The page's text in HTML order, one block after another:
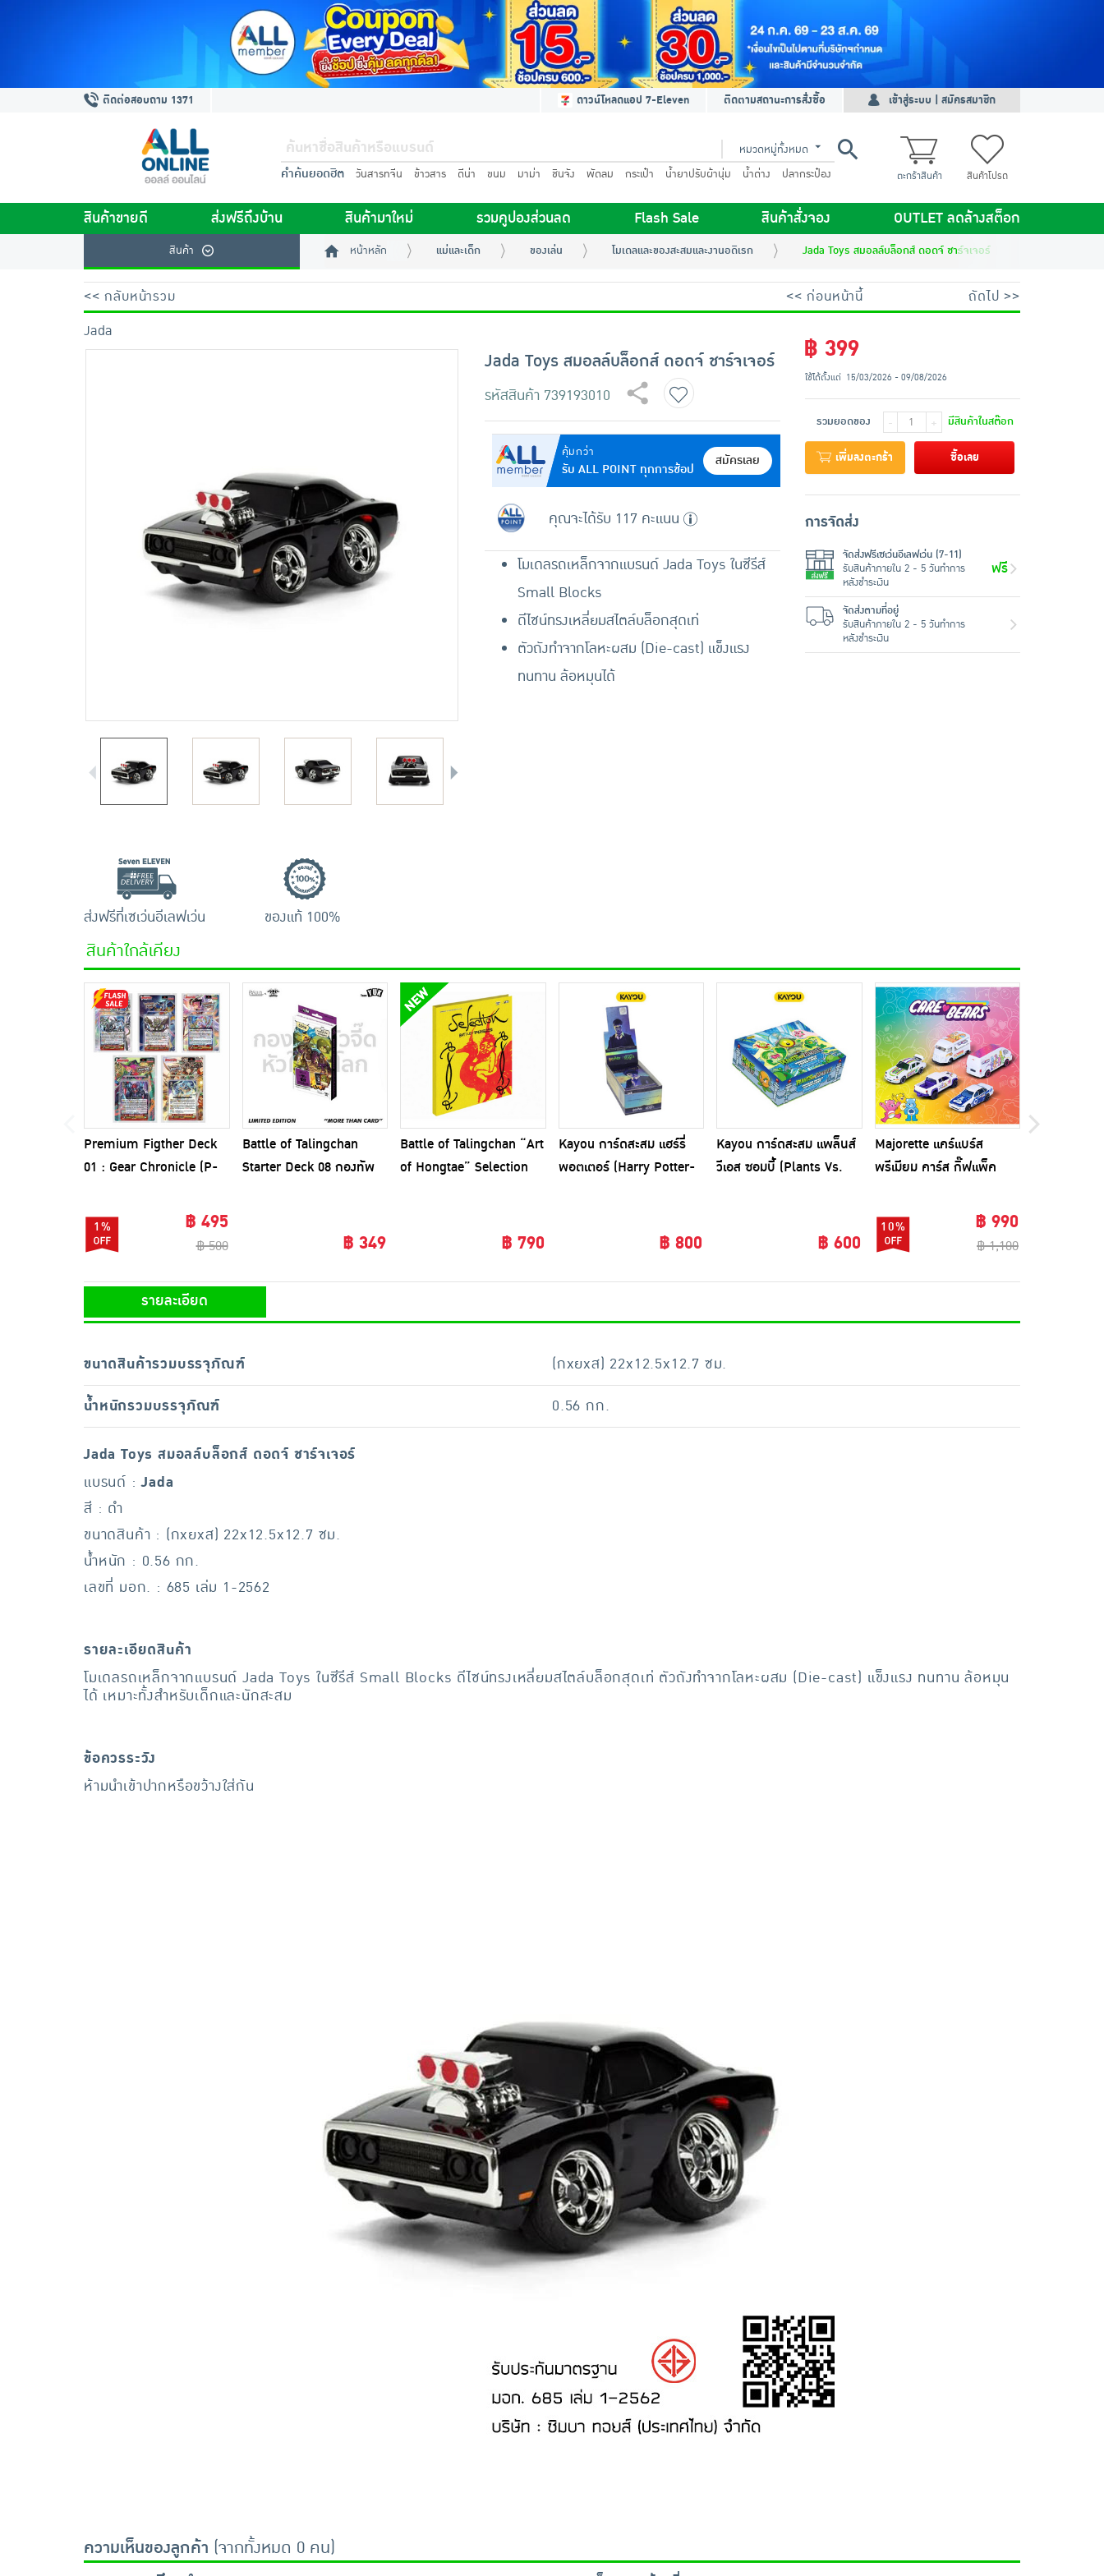
ติดต่อสอบถาม 1371 ดาวน์โหลดแอป 7-Eleven ติดตามสถานะการสั่งซื้อ เข้าสู่ระบบ | สมัครสมาชิก
หมวดหมู่ทั้งหมด
คำค้นยอดฮิต วันสารทจีน ข้าวสาร ดีน่า ขนม มาม่า ชินจัง พัดลม กระเป๋า น้ำยาปรับผ้านุ่ม น้ำด่าง ปลากระป๋อง ตะกร้าสินค้า สินค้าโปรด
สินค้าขายดี ส่งฟรีถึงบ้าน สินค้ามาใหม่ รวมคูปองส่วนลด Flash Sale สินค้าสั่งจอง OUTLET ลดล้างสต็อก
สินค้า หน้าหลัก แม่และเด็ก ของเล่น โมเดลและของสะสมและงานอดิเรก Jada Toys สมอลล์บล็อกส์ ดอดจ์ ชาร์จเจอร์
<< กลับหน้ารวม << ก่อนหน้านี้
ถัดไป >>
Jada
Jada Toys สมอลล์บล็อกส์ ดอดจ์ ชาร์จเจอร์
รหัสสินค้า 739193010
คุ้มกว่า
รับ ALL POINT ทุกการช้อป
สมัครเลย
คุณจะได้รับ 117 คะแนน
โมเดลรถเหล็กจากแบรนด์ Jada Toys ในซีรีส์
Small Blocks
ดีไซน์ทรงเหลี่ยมสไตล์บล็อกสุดเท่
ตัวถังทำจากโลหะผสม (Die-cast) แข็งแรง
ทนทาน ล้อหมุนได้
฿ 399
ใช้ได้ตั้งแต่ 15/03/2026 - 09/08/2026
รวมยอดของ - + มีสินค้าในสต๊อก
เพิ่มลงตะกร้า ซื้อเลย
การจัดส่ง
จัดส่งฟรีเซเว่นอีเลฟเว่น (7-11)
รับสินค้าภายใน 2 - 5 วันทำการ
หลังชำระเงิน
ฟรี
จัดส่งตามที่อยู่
รับสินค้าภายใน 2 - 5 วันทำการ
หลังชำระเงิน
ส่งฟรีที่เซเว่นอีเลฟเว่น ของแท้ 100%
สินค้าใกล้เคียง
Premium Figther Deck
01 : Gear Chronicle (P-
1% ฿ 495
฿ 500
Battle of Talingchan
Starter Deck 08 กองทัพ
฿ 349
Battle of Talingchan “Art
of Hongtae” Selection
฿ 790
Kayou การ์ดสะสม แฮร์รี่
พอตเตอร์ (Harry Potter-
฿ 800
Kayou การ์ดสะสม แพล็นส์
วีเอส ซอมบี้ (Plants Vs.
฿ 600
Majorette แคร์แบร์ส
พรีเมียม คาร์ส กิ๊ฟแพ็ค
10% ฿ 990
฿ 1,100
รายละเอียด
ขนาดสินค้ารวมบรรจุภัณฑ์
(กxยxส) 22x12.5x12.7 ซม.
น้ำหนักรวมบรรจุภัณฑ์
0.56 กก.
Jada Toys สมอลล์บล็อกส์ ดอดจ์ ชาร์จเจอร์
แบรนด์ :Jada
สี : ดำ
ขนาดสินค้า : (กxยxส) 22x12.5x12.7 ซม.
น้ำหนัก : 0.56 กก.
เลขที่ มอก. : 685 เล่ม 1-2562
รายละเอียดสินค้า
โมเดลรถเหล็กจากแบรนด์ Jada Toys ในซีรีส์ Small Blocks ดีไซน์ทรงเหลี่ยมสไตล์บล็อกสุดเท่ ตัวถังทำจากโลหะผสม (Die-cast) แข็งแรง ทนทาน ล้อหมุน
ได้ เหมาะทั้งสำหรับเด็กและนักสะสม
ข้อควรระวัง
ห้ามนำเข้าปากหรือขว้างใส่กัน
ความเห็นของลูกค้า (จากทั้งหมด 0 คน)